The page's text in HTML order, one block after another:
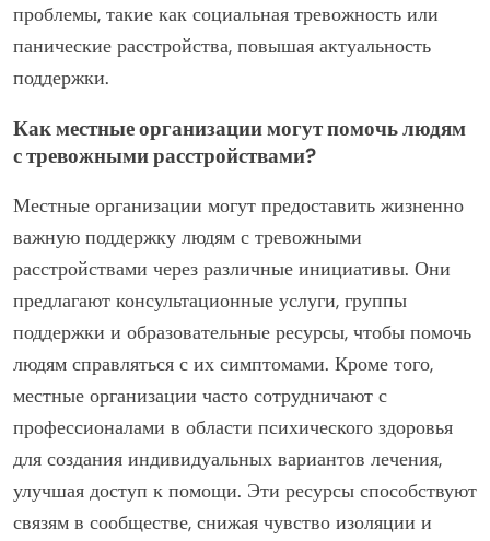
проблемы, такие как социальная тревожность или
панические расстройства, повышая актуальность
поддержки.
Как местные организации могут помочь людям
с тревожными расстройствами?
Местные организации могут предоставить жизненно
важную поддержку людям с тревожными
расстройствами через различные инициативы. Они
предлагают консультационные услуги, группы
поддержки и образовательные ресурсы, чтобы помочь
людям справляться с их симптомами. Кроме того,
местные организации часто сотрудничают с
профессионалами в области психического здоровья
для создания индивидуальных вариантов лечения,
улучшая доступ к помощи. Эти ресурсы способствуют
связям в сообществе, снижая чувство изоляции и